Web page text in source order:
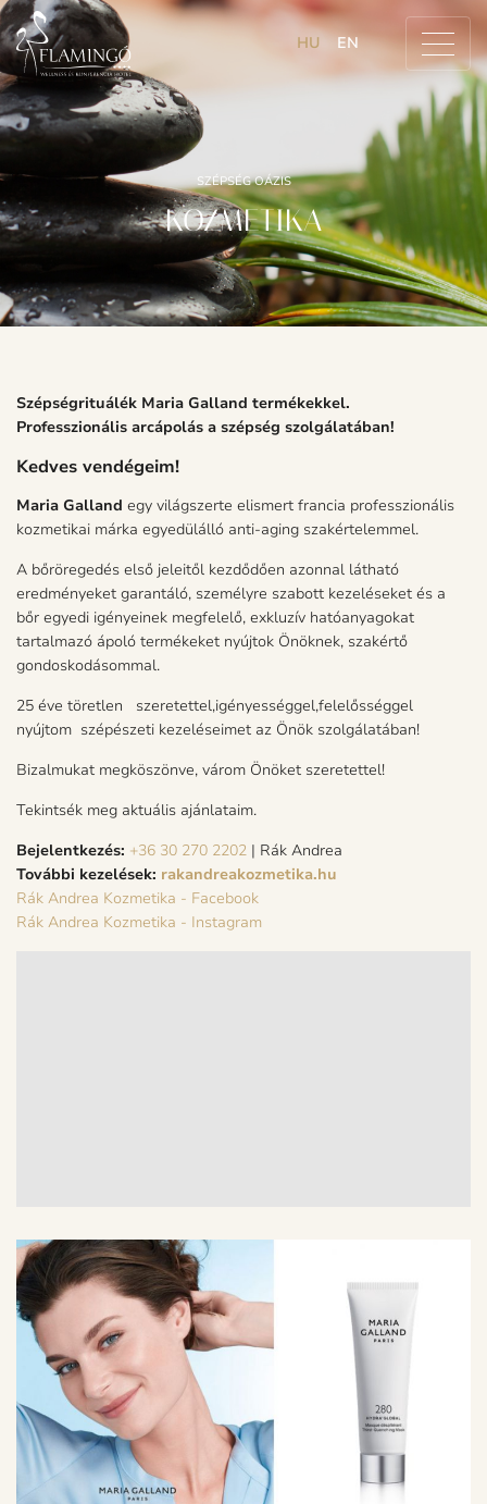
HU EN
SZÉPSÉG OÁZIS
KOZMETIKA
Szépségrituálék Maria Galland termékekkel.
Professzionális arcápolás a szépség szolgálatában!
Kedves vendégeim!
Maria Galland egy világszerte elismert francia professzionális
kozmetikai márka egyedülálló anti-aging szakértelemmel.
A bőröregedés első jeleitől kezdődően azonnal látható
eredményeket garantáló, személyre szabott kezeléseket és a
bőr egyedi igényeinek megfelelő, exkluzív hatóanyagokat
tartalmazó ápoló termékeket nyújtok Önöknek, szakértő
gondoskodásommal.
25 éve töretlen szeretettel,igényességgel,felelősséggel
nyújtom szépészeti kezeléseimet az Önök szolgálatában!
Bizalmukat megköszönve, várom Önöket szeretettel!
Tekintsék meg aktuális ajánlataim.
Bejelentkezés: +36 30 270 2202 | Rák Andrea
További kezelések: rakandreakozmetika.hu
Rák Andrea Kozmetika - Facebook
Rák Andrea Kozmetika - Instagram